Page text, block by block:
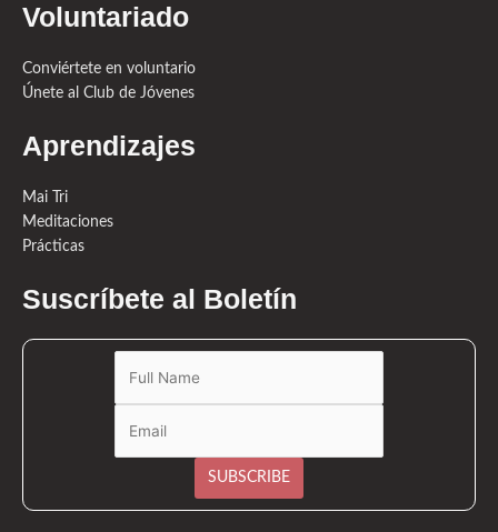
Voluntariado
Conviértete en voluntario
Únete al Club de Jóvenes
Aprendizajes
Mai Tri
Meditaciones
Prácticas
Suscríbete al Boletín